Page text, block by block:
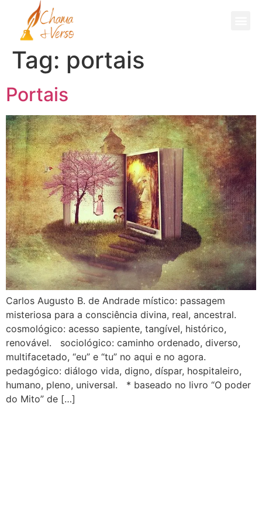
Tag: portais
Portais
Carlos Augusto B. de Andrade místico: passagem
misteriosa para a consciência divina, real, ancestral.
cosmológico: acesso sapiente, tangível, histórico,
renovável. sociológico: caminho ordenado, diverso,
multifacetado, “eu” e “tu” no aqui e no agora.
pedagógico: diálogo vida, digno, díspar, hospitaleiro,
humano, pleno, universal. * baseado no livro “O poder
do Mito” de […]